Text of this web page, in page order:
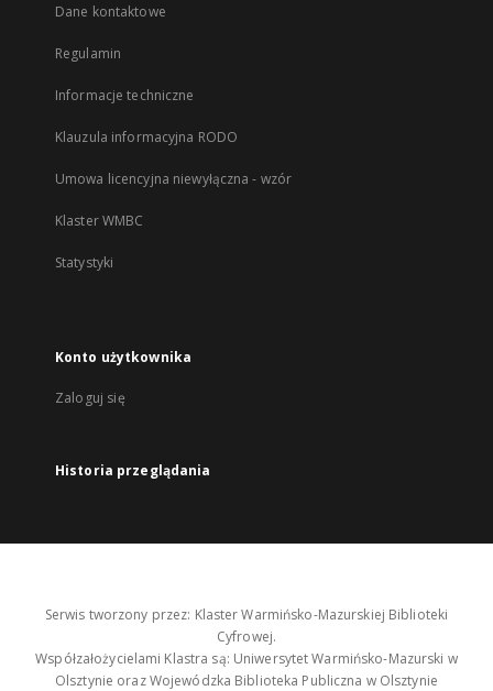
Dane kontaktowe
Regulamin
Informacje techniczne
Klauzula informacyjna RODO
Umowa licencyjna niewyłączna - wzór
Klaster WMBC
Statystyki
Konto użytkownika
Zaloguj się
Historia przeglądania
Serwis tworzony przez: Klaster Warmińsko-Mazurskiej Biblioteki
Cyfrowej.
Współzałożycielami Klastra są: Uniwersytet Warmińsko-Mazurski w
Olsztynie oraz Wojewódzka Biblioteka Publiczna w Olsztynie